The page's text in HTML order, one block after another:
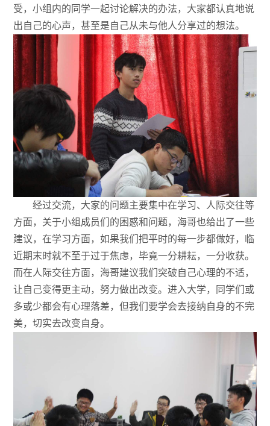
受，小组内的同学一起讨论解决的办法，大家都认真地说
出自己的心声，甚至是自己从未与他人分享过的想法。
经过交流，大家的问题主要集中在学习、人际交往等
方面，关于小组成员们的困惑和问题，海哥也给出了一些
建议，在学习方面，如果我们把平时的每一步都做好，临
近期末时就不至于过于焦虑，毕竟一分耕耘，一分收获。
而在人际交往方面，海哥建议我们突破自己心理的不适，
让自己变得更主动，努力做出改变。进入大学，同学们或
多或少都会有心理落差，但我们要学会去接纳自身的不完
美，切实去改变自身。